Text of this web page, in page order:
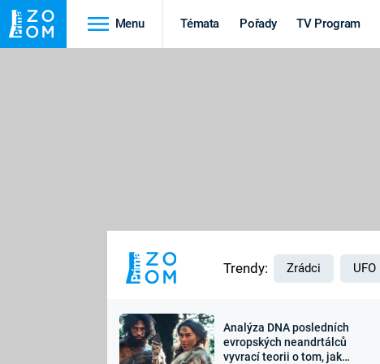
Menu Témata Pořady TV Program
Výročí
Trendy: Zrádci UFO
Analýza DNA posledních
evropských neandrtálců
vyvrací teorii o tom, jak